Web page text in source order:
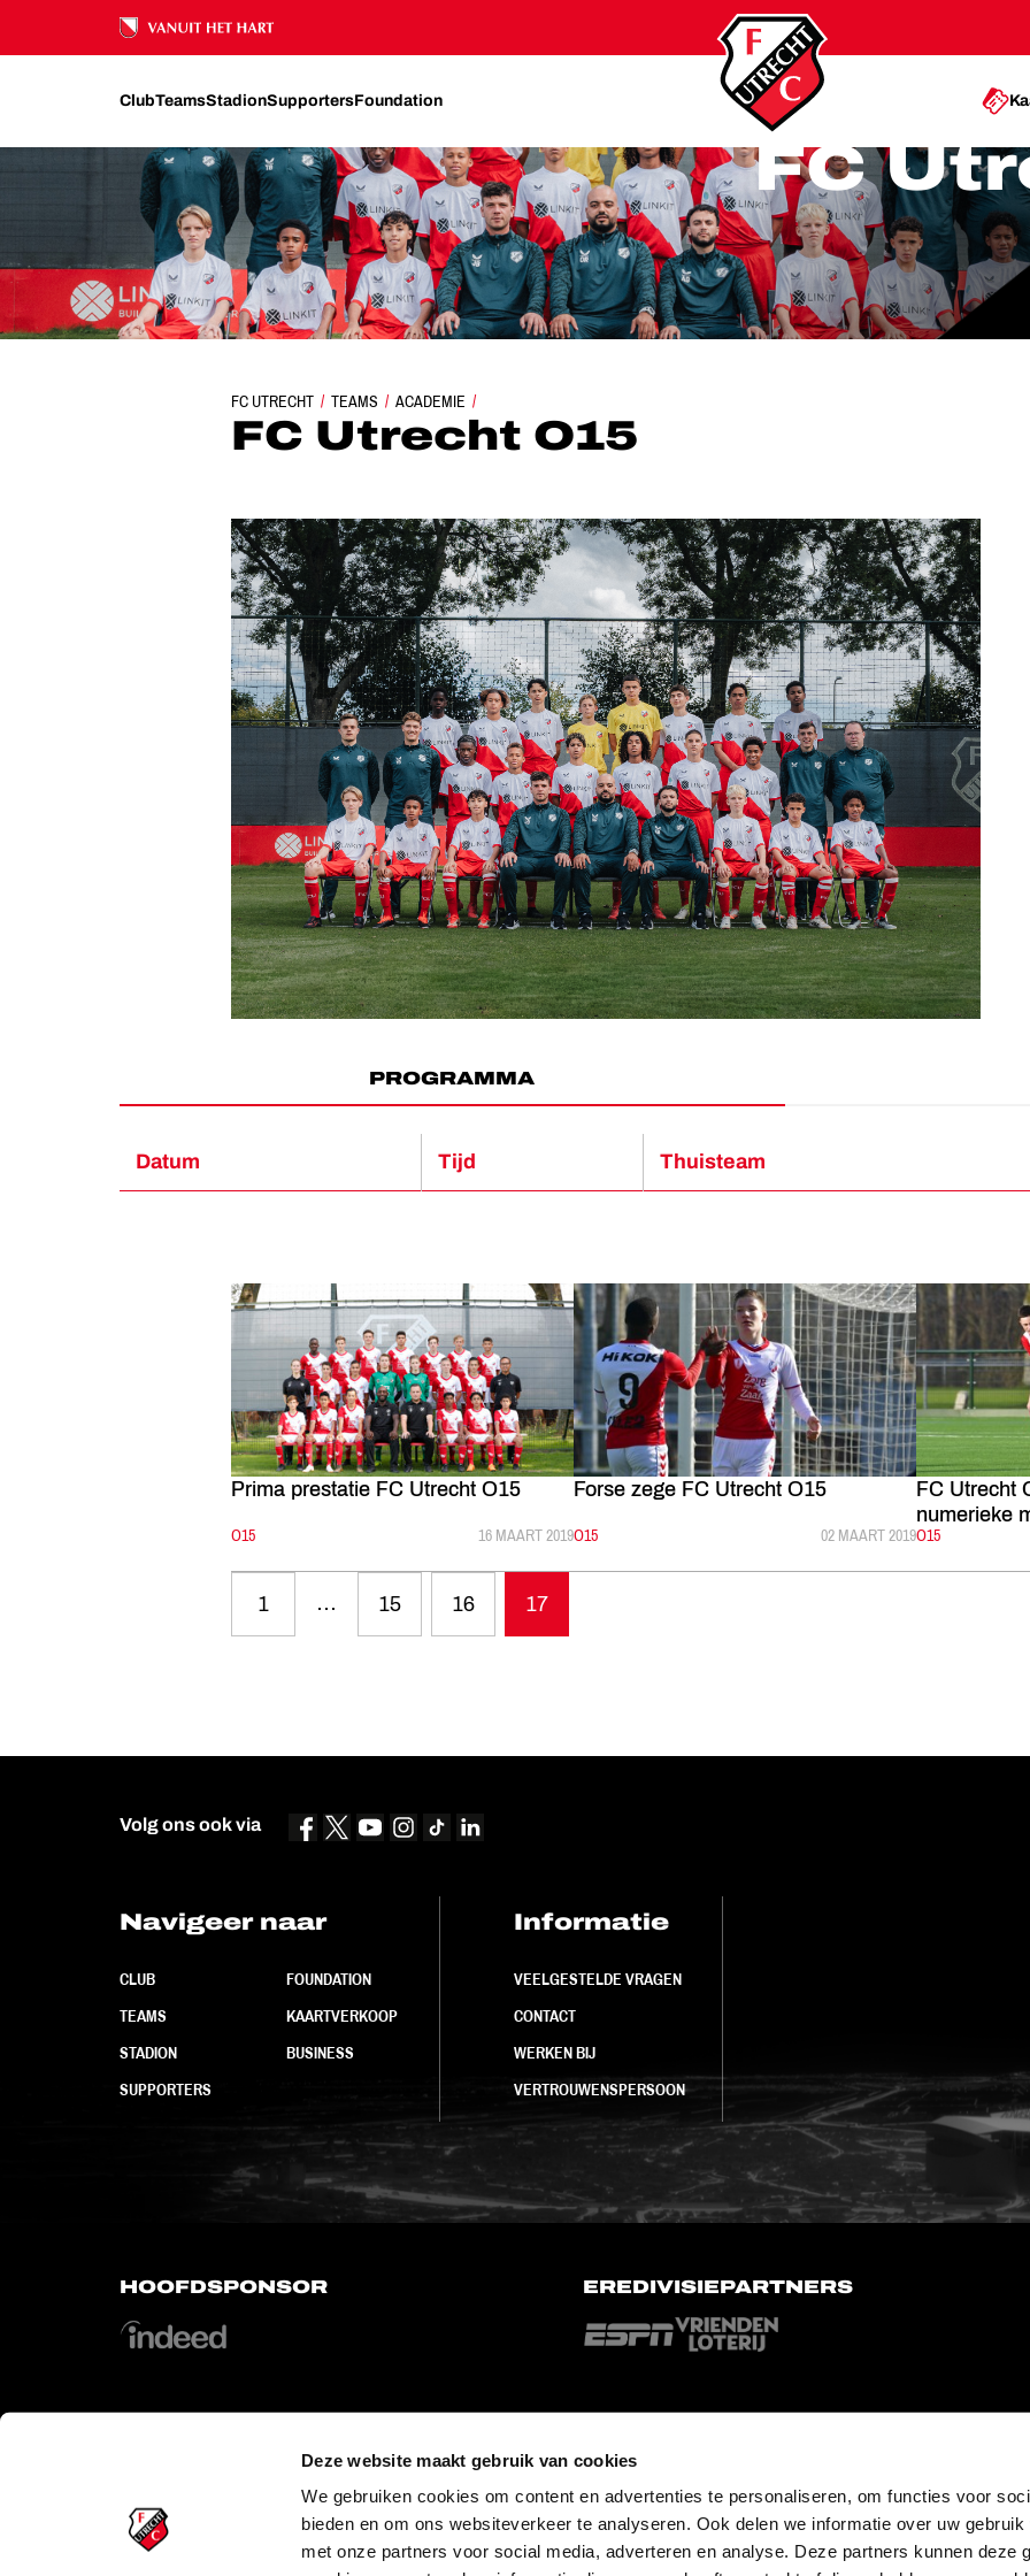
Deze website maakt gebruik van cookies
We gebruiken cookies om content en advertenties te personaliseren, om functies voor
bieden en om ons websiteverkeer te analyseren. Ook delen we informatie over uw
met onze partners voor social media, adverteren en analyse. Deze partners kunnen deze
Ons nalatenschap
ClubTeamsStadionSupportersFoundation
FC
FC UTRECHT TEAMS ACADEMIE
FC UTRECHT O15
FC Utrecht O15
PROGRAMMA
Datum Tijd Thuisteam
Prima prestatie FC Utrecht O15
CATEGORIE:
O15 GEPUBLICEERD:
16 MAART 2019
Forse zege FC Utrecht O15
CATEGORIE:
O15 GEPUBLICEERD:
02 MAART 2019
FC Utrecht
numerieke
CATEGORIE:
O15
1 … 15 16 17
Volg ons ook via
Navigeer naar
CLUB
TEAMS
STADION
SUPPORTERS
FOUNDATION
KAARTVERKOOP
BUSINESS
Informatie
VEELGESTELDE VRAGEN
CONTACT
WERKEN BIJ
VERTROUWENSPERSOON
HOOFDSPONSOR EREDIVISIEPARTNERS
OFFICIAL PARTNERS